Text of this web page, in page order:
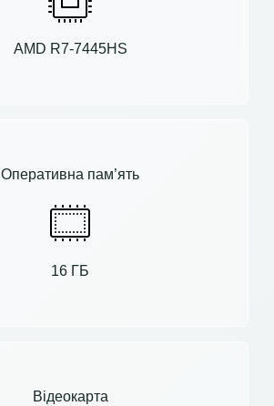
AMD R7-7445HS
Оперативна пам’ять
16 ГБ
Відеокарта